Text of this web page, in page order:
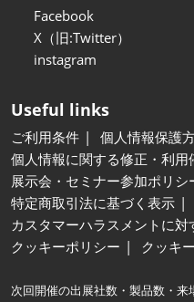
Facebook
X（旧:Twitter）
instagram
Useful links
ご利用条件
個人情報保護
個人情報に関する修正・利用
展示会・セミナー参加ポリシ
特定商取引法に基づく表示
カスタマーハラスメントに対
クッキーポリシー
クッキ
次回開催の出展社数・製品数・